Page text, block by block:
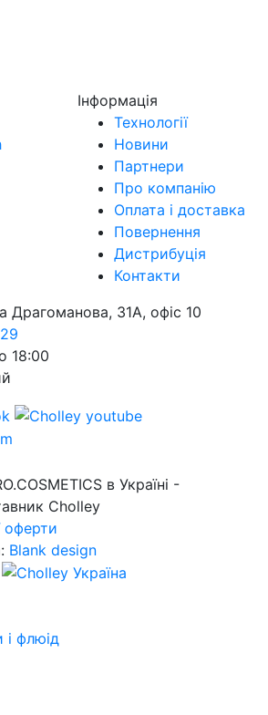
Інформація
Технології
Новини
Партнери
Про компанію
Оплата і доставка
Повернення
Дистрибуція
Контакти
Драгоманова, 31А, офіс 10
18:00
в Україні -
Cholley
оферти
Blank design
і флюід